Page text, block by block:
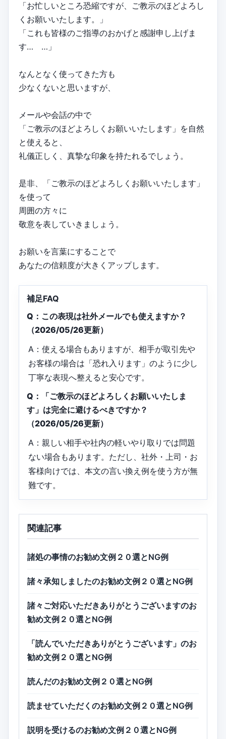
「お忙しいところ恐縮ですが、ご教示のほどよろし
くお願いいたします。」
「これも皆様のご指導のおかげと感謝申し上げま
す… …」
なんとなく使ってきた方も
少なくないと思いますが、
メールや会話の中で
「ご教示のほどよろしくお願いいたします」を自然
と使えると、
礼儀正しく、真摯な印象を持たれるでしょう。
是非、「ご教示のほどよろしくお願いいたします」
を使って
周囲の方々に
敬意を表していきましょう。
お願いを言葉にすることで
あなたの信頼度が大きくアップします。
補足FAQ
Q：この表現は社外メールでも使えますか？
（2026/05/26更新）
A：使える場合もありますが、相手が取引先や
お客様の場合は「恐れ入ります」のように少し
丁寧な表現へ整えると安心です。
Q：「ご教示のほどよろしくお願いいたしま
す」は完全に避けるべきですか？
（2026/05/26更新）
A：親しい相手や社内の軽いやり取りでは問題
ない場合もあります。ただし、社外・上司・お
客様向けでは、本文の言い換え例を使う方が無
難です。
関連記事
諸処の事情のお勧め文例２０選とNG例
諸々承知しましたのお勧め文例２０選とNG例
諸々ご対応いただきありがとうございますのお
勧め文例２０選とNG例
「読んでいただきありがとうございます」のお
勧め文例２０選とNG例
読んだのお勧め文例２０選とNG例
読ませていただくのお勧め文例２０選とNG例
説明を受けるのお勧め文例２０選とNG例